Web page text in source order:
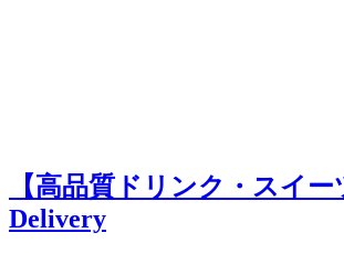
【高品質ドリンク・スイー
Delivery